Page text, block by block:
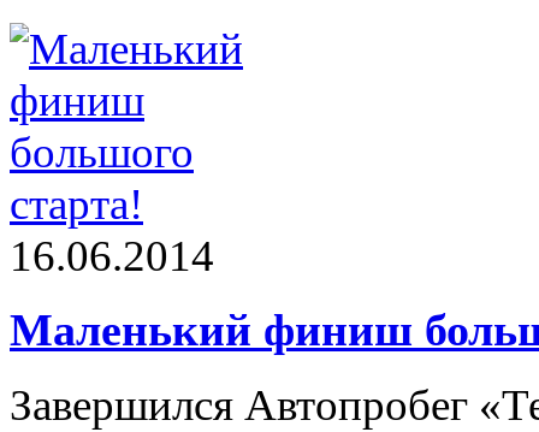
16.06.2014
Маленький финиш
Завершился Автопробег